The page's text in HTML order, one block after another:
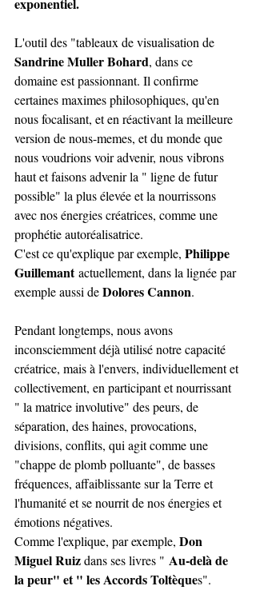
exponentiel.
L'outil des "tableaux de visualisation de
Sandrine Muller Bohard, dans ce
domaine est passionnant. Il confirme
certaines maximes philosophiques, qu'en
nous focalisant, et en réactivant la meilleure
version de nous-memes, et du monde que
nous voudrions voir advenir, nous vibrons
haut et faisons advenir la " ligne de futur
possible" la plus élevée et la nourrissons
avec nos énergies créatrices, comme une
prophétie autoréalisatrice.
C'est ce qu'explique par exemple, Philippe
Guillemant actuellement, dans la lignée par
exemple aussi de Dolores Cannon.
Pendant longtemps, nous avons
inconsciemment déjà utilisé notre capacité
créatrice, mais à l'envers, individuellement et
collectivement, en participant et nourrissant
" la matrice involutive" des peurs, de
séparation, des haines, provocations,
divisions, conflits, qui agit comme une
"chappe de plomb polluante", de basses
fréquences, affaiblissante sur la Terre et
l'humanité et se nourrit de nos énergies et
émotions négatives.
Comme l'explique, par exemple, Don
Miguel Ruiz dans ses livres " Au-delà de
la peur" et " les Accords Toltèques".